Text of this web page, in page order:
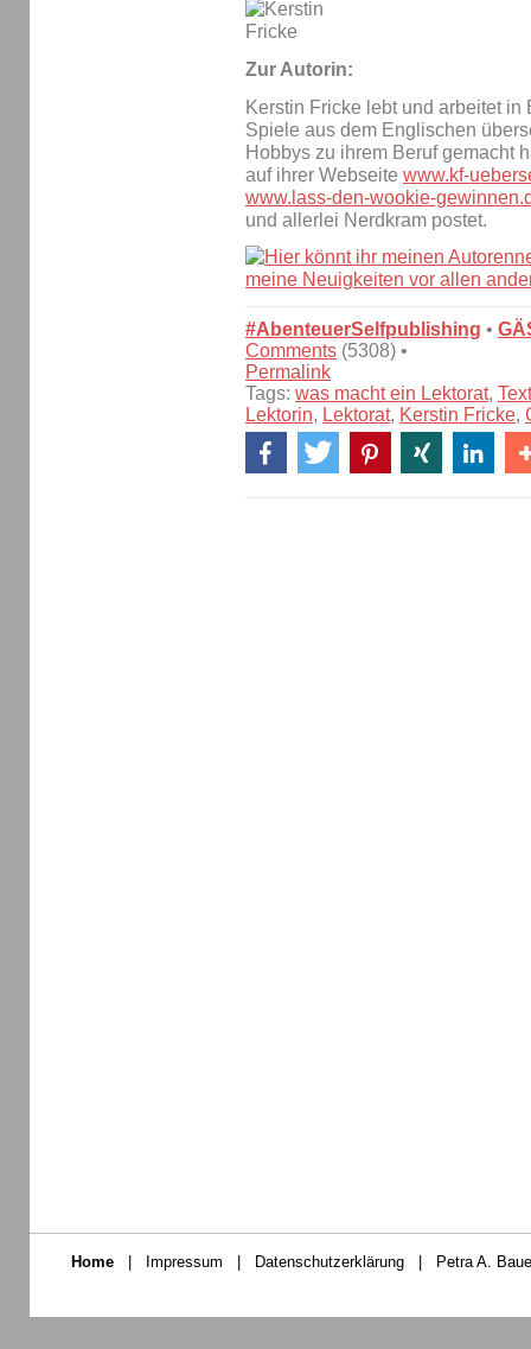
Zur Autorin:
Kerstin Fricke lebt und arbeitet
Spiele aus dem Englischen
Hobbys zu ihrem Beruf gemacht
auf ihrer Webseite www.kf-
www.lass-den-wookie-
und allerlei Nerdkram postet.
#AbenteuerSelfpublishing •
Comments (5308) •
Permalink
Tags: was macht ein Lektorat,
Lektorin, Lektorat, Kerstin Fricke,
Home Impressum Datenschutzerklärung Petra A.